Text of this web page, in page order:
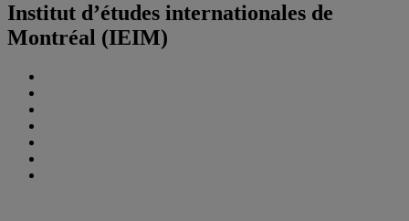
Institut d’études internationales de
Montréal (IEIM)